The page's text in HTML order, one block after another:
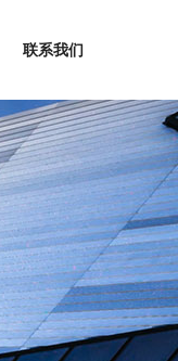
联系我们